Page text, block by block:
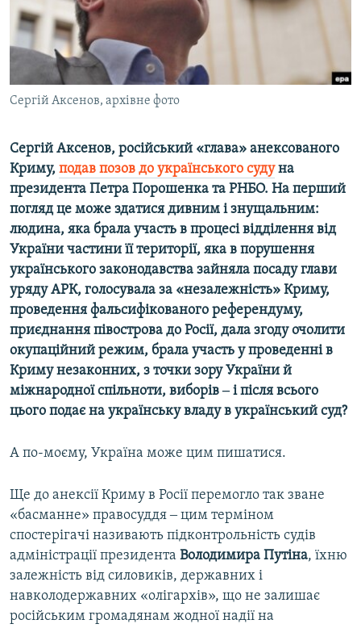
ВІДЕОУРОКИ «ELIFBE»
СВІДЧЕННЯ ОКУПАЦІЇ
УКРАЇНСЬКА ПРОБЛЕМА КРИМУ
ІНФОГРАФІКА
Русский
Qırımtatar
ДОЛУЧАЙСЯ!
Усі сайти RFE/RL
Сергій Аксенов, архівне фото
Сергій Аксенов, російський «глава» анексованого
Криму, подав позов до українського судуна
президента Петра Порошенка та РНБО. На перший
погляд це може здатися дивним і знущальним:
людина, яка брала участь в процесі відділення від
України частини її території, яка в порушення
українського законодавства зайняла посаду глави
уряду АРК, голосувала за «незалежність» Криму,
проведення фальсифікованого референдуму,
приєднання півострова до Росії, дала згоду очолити
окупаційний режим, брала участь у проведенні в
Криму незаконних, з точки зору України й
міжнародної спільноти, виборів ‒ і після всього
цього подає на українську владу в український суд?
А по-моєму, Україна може цим пишатися.
Ще до анексії Криму в Росії перемогло так зване
«басманне» правосуддя ‒ цим терміном
спостерігачі називають підконтрольність судів
адміністрації президента Володимира Путіна, їхню
залежність від силовиків, державних і
навколодержавних «олігархів», що не залишає
російським громадянам жодної надії на